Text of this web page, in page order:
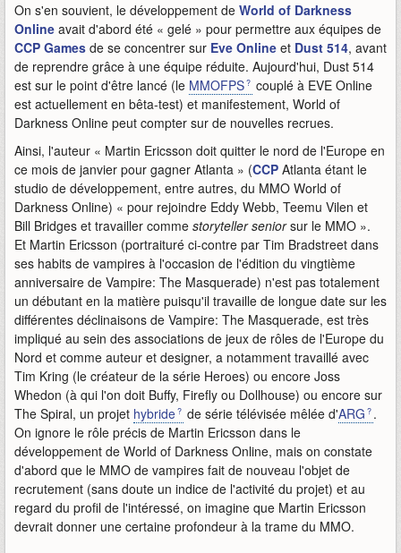
On s'en souvient, le développement de World of Darkness
Online avait d'abord été « gelé » pour permettre aux équipes de
CCP Games de se concentrer sur Eve Online et Dust 514, avant
de reprendre grâce à une équipe réduite. Aujourd'hui, Dust 514
est sur le point d'être lancé (le MMOFPS
couplé à EVE Online
est actuellement en bêta-test) et manifestement, World of
Darkness Online peut compter sur de nouvelles recrues.
Ainsi, l'auteur « Martin Ericsson doit quitter le nord de l'Europe en
ce mois de janvier pour gagner Atlanta » (CCP Atlanta étant le
studio de développement, entre autres, du MMO World of
Darkness Online) « pour rejoindre Eddy Webb, Teemu Vilen et
Bill Bridges et travailler comme storyteller seniorsur le MMO ».
Et Martin Ericsson (portraituré ci-contre par Tim Bradstreet dans
ses habits de vampires à l'occasion de l'édition du vingtième
anniversaire de Vampire: The Masquerade) n'est pas totalement
un débutant en la matière puisqu'il travaille de longue date sur les
différentes déclinaisons de Vampire: The Masquerade, est très
impliqué au sein des associations de jeux de rôles de l'Europe du
Nord et comme auteur et designer, a notamment travaillé avec
Tim Kring (le créateur de la série Heroes) ou encore Joss
Whedon (à qui l'on doit Buffy, Firefly ou Dollhouse) ou encore sur
The Spiral, un projet hybride de série télévisée mêlée d'ARG .
On ignore le rôle précis de Martin Ericsson dans le
développement de World of Darkness Online, mais on constate
d'abord que le MMO de vampires fait de nouveau l'objet de
recrutement (sans doute un indice de l'activité du projet) et au
regard du profil de l'intéressé, on imagine que Martin Ericsson
devrait donner une certaine profondeur à la trame du MMO.